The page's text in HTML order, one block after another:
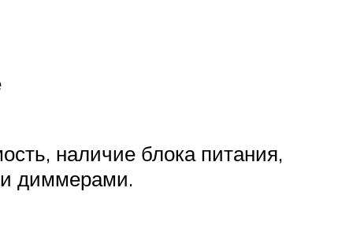
наличие блока питания,
диммерами.